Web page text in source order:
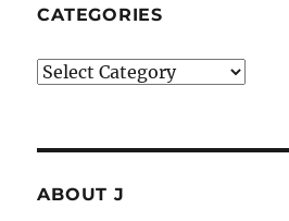
CATEGORIES
Categories
ABOUT J